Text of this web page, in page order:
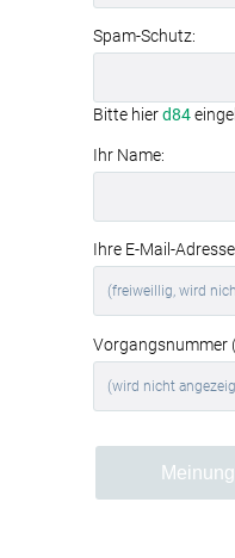
Spam-Schutz:
Bitte hierd84
Ihr Name:
Ihre E-Mail-
Vorgangsnummer